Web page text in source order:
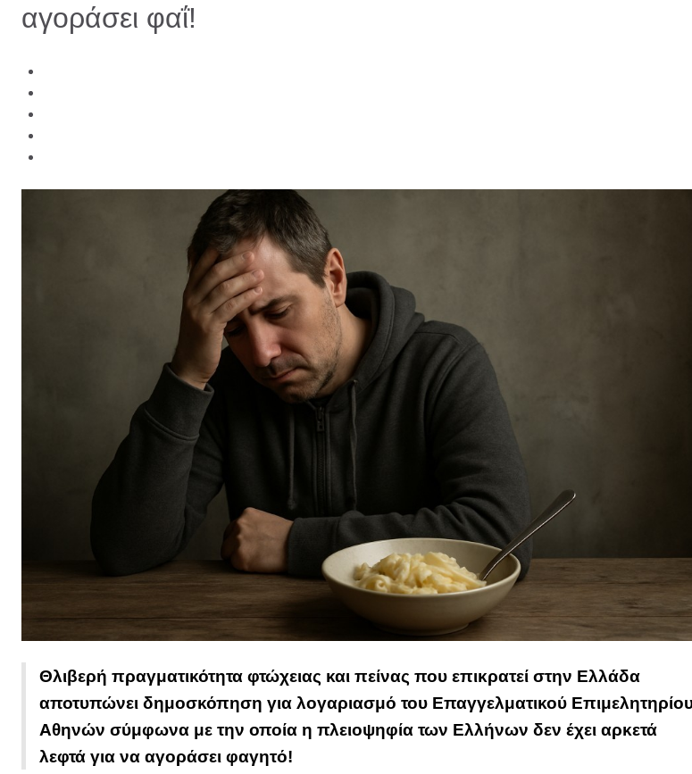
αγοράσει φαΐ!
Θλιβερή πραγματικότητα φτώχειας και πείνας που επικρατεί στην Ελλάδα
αποτυπώνει δημοσκόπηση για λογαριασμό του Επαγγελματικού
Αθηνών σύμφωνα με την οποία η πλειοψηφία των Ελλήνων δεν έχει αρκετά
λεφτά για να αγοράσει φαγητό!